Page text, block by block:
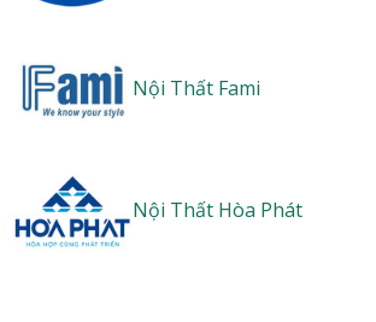
Nội Thất Fami
Nội Thất Hòa Phát